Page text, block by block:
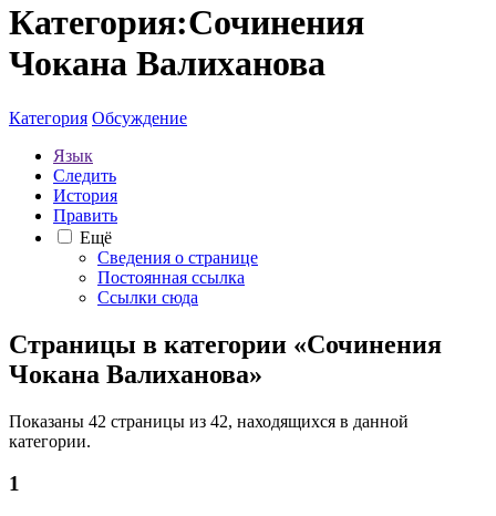
Категория:Сочинения
Чокана Валиханова
Категория Обсуждение
Язык
Следить
История
Править
Ещё
Сведения о странице
Постоянная ссылка
Ссылки сюда
Страницы в категории «Сочинения
Чокана Валиханова»
Показаны 42 страницы из 42, находящихся в данной
категории.
1